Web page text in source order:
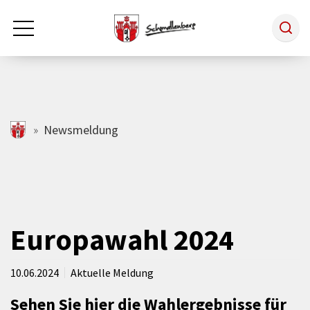
Zum Hauptinhalt springen
Rathaus & Politik
Freizeit & Kultur
Wirtschaft
schmallenberg.de
Newsmeldung
Europawahl 2024
10.06.2024 Aktuelle Meldung
Sehen Sie hier die Wahlergebnisse für